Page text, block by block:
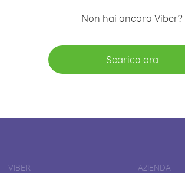
Non hai ancora Viber?
Scarica ora
VIBER AZIENDA